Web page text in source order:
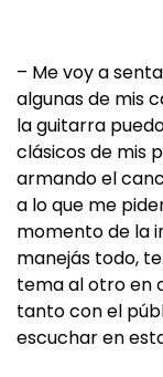
– Me voy a
algunas de mis
la guitarra
clásicos de mis
armando el
a lo que me
momento de la
manejás todo,
tema al otro en
tanto con el
escuchar en